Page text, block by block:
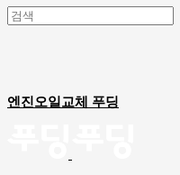
엔진오일교체 푸딩